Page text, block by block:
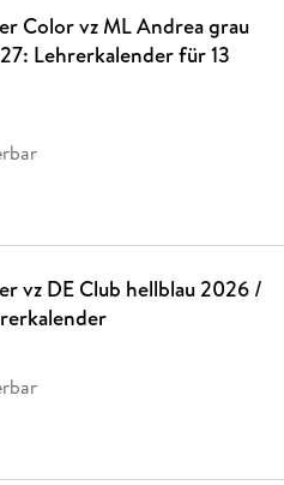
Color vz ML Andrea grau
Lehrerkalender für 13
vz DE Club hellblau 2026 /